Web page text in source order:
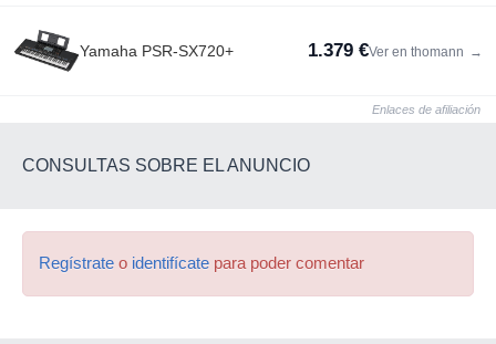
Yamaha PSR-SX720+ 1.379 €Ver en thomann →
Enlaces de afiliación
CONSULTAS SOBRE EL ANUNCIO
Regístrate o identifícate para poder comentar